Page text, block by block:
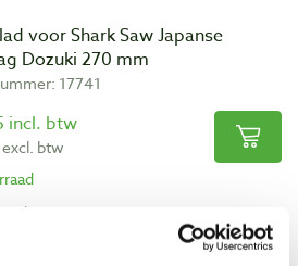
voor Shark Saw Japanse
Dozuki 270 mm
17741
incl. btw
btw